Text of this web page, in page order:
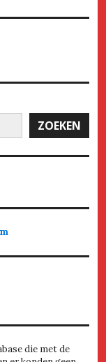
ZOEKEN
die met de